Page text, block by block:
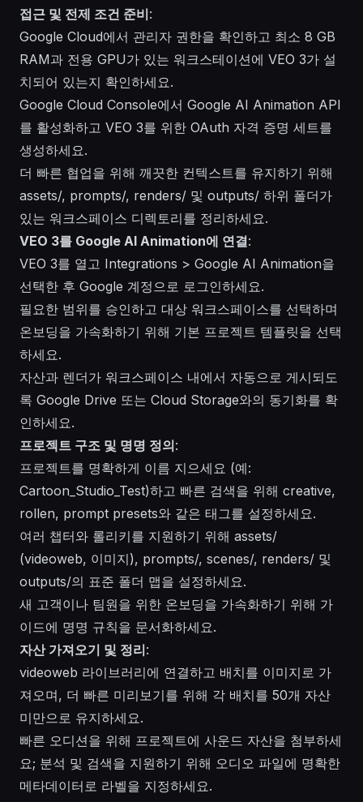
접근 및 전제 조건 준비:
Google Cloud에서 관리자 권한을 확인하고 최소 8 GB
RAM과 전용 GPU가 있는 워크스테이션에 VEO 3가 설
치되어 있는지 확인하세요.
Google Cloud Console에서 Google AI Animation API
를 활성화하고 VEO 3를 위한 OAuth 자격 증명 세트를
생성하세요.
더 빠른 협업을 위해 깨끗한 컨텍스트를 유지하기 위해
assets/, prompts/, renders/ 및 outputs/ 하위 폴더가
있는 워크스페이스 디렉토리를 정리하세요.
VEO 3를 Google AI Animation에 연결:
VEO 3를 열고 Integrations > Google AI Animation을
선택한 후 Google 계정으로 로그인하세요.
필요한 범위를 승인하고 대상 워크스페이스를 선택하며
온보딩을 가속화하기 위해 기본 프로젝트 템플릿을 선택
하세요.
자산과 렌더가 워크스페이스 내에서 자동으로 게시되도
록 Google Drive 또는 Cloud Storage와의 동기화를 확
인하세요.
프로젝트 구조 및 명명 정의:
프로젝트를 명확하게 이름 지으세요 (예:
Cartoon_Studio_Test)하고 빠른 검색을 위해 creative,
rollen, prompt presets와 같은 태그를 설정하세요.
여러 챕터와 롤리키를 지원하기 위해 assets/
(videoweb, 이미지), prompts/, scenes/, renders/ 및
outputs/의 표준 폴더 맵을 설정하세요.
새 고객이나 팀원을 위한 온보딩을 가속화하기 위해 가
이드에 명명 규칙을 문서화하세요.
자산 가져오기 및 정리:
videoweb 라이브러리에 연결하고 배치를 이미지로 가
져오며, 더 빠른 미리보기를 위해 각 배치를 50개 자산
미만으로 유지하세요.
빠른 오디션을 위해 프로젝트에 사운드 자산을 첨부하세
요; 분석 및 검색을 지원하기 위해 오디오 파일에 명확한
메타데이터로 라벨을 지정하세요.